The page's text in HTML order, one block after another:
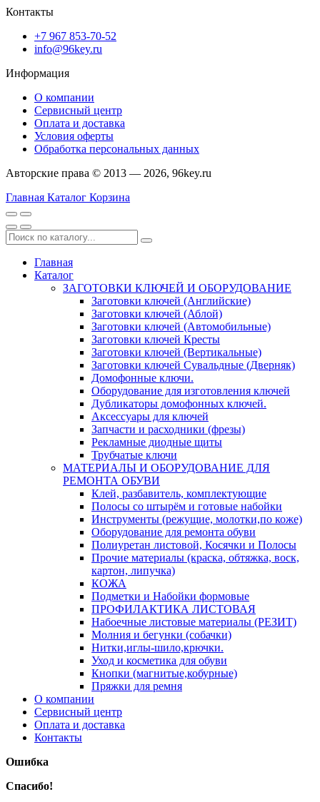
Контакты
+7 967 853-70-52
info@96key.ru
Информация
О компании
Сервисный центр
Оплата и доставка
Условия оферты
Обработка персональных данных
Авторские права © 2013 — 2026, 96key.ru
Главная Каталог Корзина
Главная
Каталог
ЗАГОТОВКИ КЛЮЧЕЙ И ОБОРУДОВАНИЕ
Заготовки ключей (Английские)
Заготовки ключей (Аблой)
Заготовки ключей (Автомобильные)
Заготовки ключей Кресты
Заготовки ключей (Вертикальные)
Заготовки ключей Сувальдные (Дверняк)
Домофонные ключи.
Оборудование для изготовления ключей
Дубликаторы домофонных ключей.
Аксессуары для ключей
Запчасти и расходники (фрезы)
Рекламные диодные щиты
Трубчатые ключи
МАТЕРИАЛЫ И ОБОРУДОВАНИЕ ДЛЯ
РЕМОНТА ОБУВИ
Клей, разбавитель, комплектующие
Полосы со штырём и готовые набойки
Инструменты (режущие, молотки,по коже)
Оборудование для ремонта обуви
Полиуретан листовой, Косячки и Полосы
Прочие материалы (краска, обтяжка, воск,
картон, липучка)
КОЖА
Подметки и Набойки формовые
ПРОФИЛАКТИКА ЛИСТОВАЯ
Набоечные листовые материалы (РЕЗИТ)
Молния и бегунки (собачки)
Нитки,иглы-шило,крючки.
Уход и косметика для обуви
Кнопки (магнитые,кобурные)
Пряжки для ремня
О компании
Сервисный центр
Оплата и доставка
Контакты
Ошибка
Спасибо!